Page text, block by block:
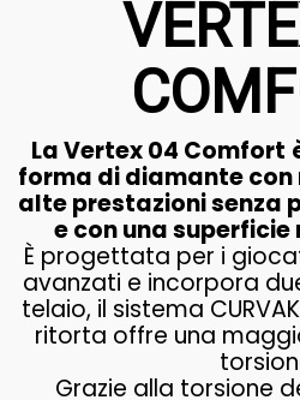
La Vertex 04 Comfort
forma di diamante
alte prestazioni senza
e con una superficie
È progettata per i
avanzati e incorpora
telaio, il sistema
ritorta offre una
Grazie alla torsione